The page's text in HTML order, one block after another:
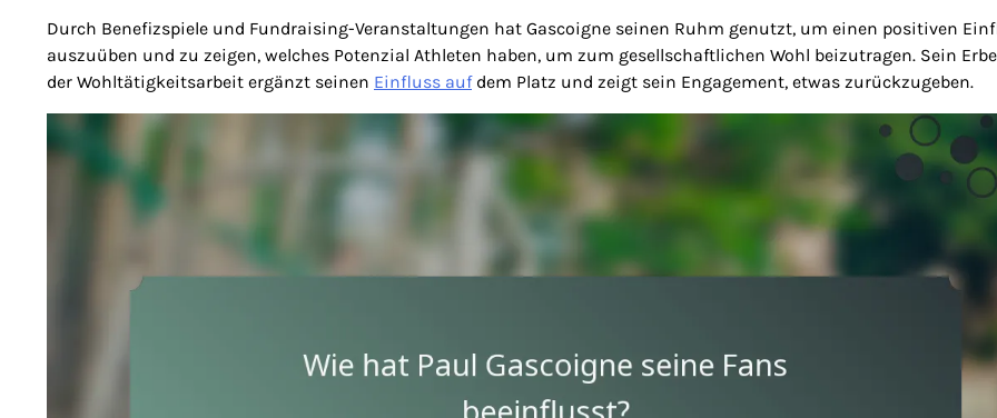
Durch Benefizspiele und Fundraising-Veranstaltungen hat Gascoigne seinen Ruhm genutzt, um einen positiven
auszuüben und zu zeigen, welches Potenzial Athleten haben, um zum gesellschaftlichen Wohl beizutragen. Sein
der Wohltätigkeitsarbeit ergänzt seinen Einfluss aufdem Platz und zeigt sein Engagement, etwas zurückzugeben.